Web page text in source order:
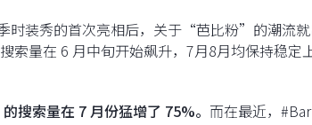
时装秀的首次亮相后，关于“芭比粉”的潮流
量在 6 月中旬开始飙升，7月8月均保持稳定上
索量在 7 月份猛增了 75%。 而在最近，